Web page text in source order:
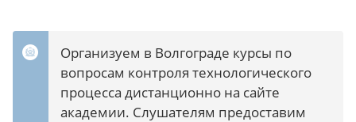
Организуем в Волгограде курсы по
вопросам контроля технологического
процесса дистанционно на сайте
академии. Слушателям предоставим